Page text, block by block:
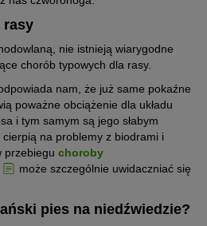
rasy
nie istnieją wiarygodne
chorób typowych dla rasy.
nam, że już same pokaźne
poważne obciążenie dla układu
i tym samym są jego słabym
na problemy z biodrami i
przebiegu choroby
może szczególnie uwidaczniać się
pies na niedźwiedzie?